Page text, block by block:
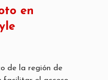
en
de la región de